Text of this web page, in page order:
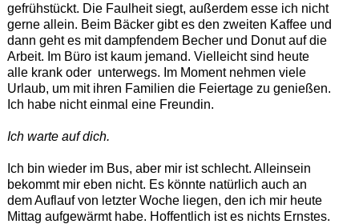
gefrühstückt. Die Faulheit siegt, außerdem esse ich nicht
gerne allein. Beim Bäcker gibt es den zweiten Kaffee und
dann geht es mit dampfendem Becher und Donut auf die
Arbeit. Im Büro ist kaum jemand. Vielleicht sind heute
alle krank oder unterwegs. Im Moment nehmen viele
Urlaub, um mit ihren Familien die Feiertage zu genießen.
Ich habe nicht einmal eine Freundin.
Ich warte auf dich.
Ich bin wieder im Bus, aber mir ist schlecht. Alleinsein
bekommt mir eben nicht. Es könnte natürlich auch an
dem Auflauf von letzter Woche liegen, den ich mir heute
Mittag aufgewärmt habe. Hoffentlich ist es nichts Ernstes.